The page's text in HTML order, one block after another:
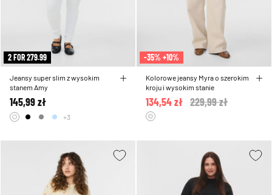
2 FOR 279.99
Jeansy super slim z wysokim
stanem Amy
145,99 zł
+3
-35% +10%
Kolorowe jeansy Myra o szerokim
kroju i wysokim stanie
Price reduced from
229,99 zł
134,54 zł